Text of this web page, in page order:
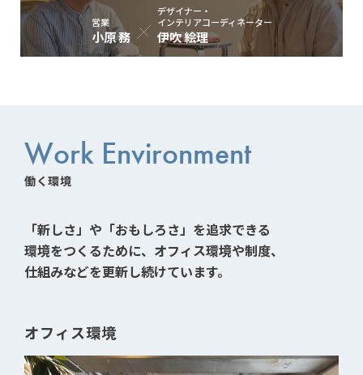
営業
小原 務
デザイナー・
インテリアコーディネーター
伊吹 絵理
Work Environment
働く環境
「新しさ」や「おもしろさ」を追求できる
環境をつくるために、オフィス環境や制度、
仕組みなどを更新し続けています。
オフィス環境